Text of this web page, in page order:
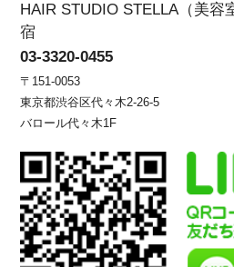
HAIR STUDIO STELLA（美容
宿
03-3320-0455
〒151-0053
東京都渋谷区代々木2-26-5
バロール代々木1F